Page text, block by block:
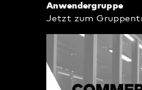
Anwendergruppe
Jetzt zum